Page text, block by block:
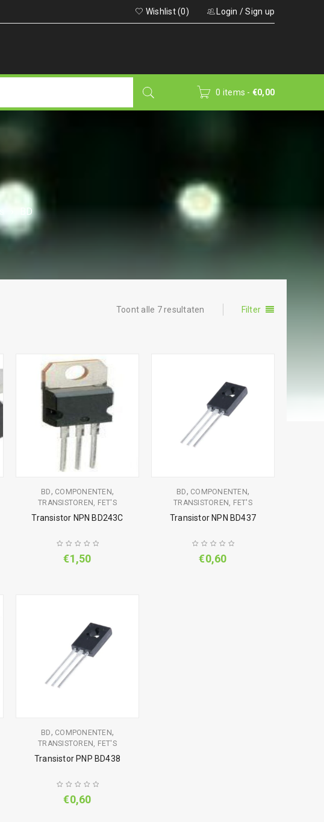
Login /Sign up
Wishlist (0)
0 items - €0,00
BD
Filter
Toont alle 7 resultaten
BD, COMPONENTEN,
TRANSISTOREN, FET'S
Transistor NPN BD243C
€1,50
BD, COMPONENTEN,
TRANSISTOREN, FET'S
Transistor NPN BD437
€0,60
BD, COMPONENTEN,
TRANSISTOREN, FET'S
Transistor PNP BD438
€0,60